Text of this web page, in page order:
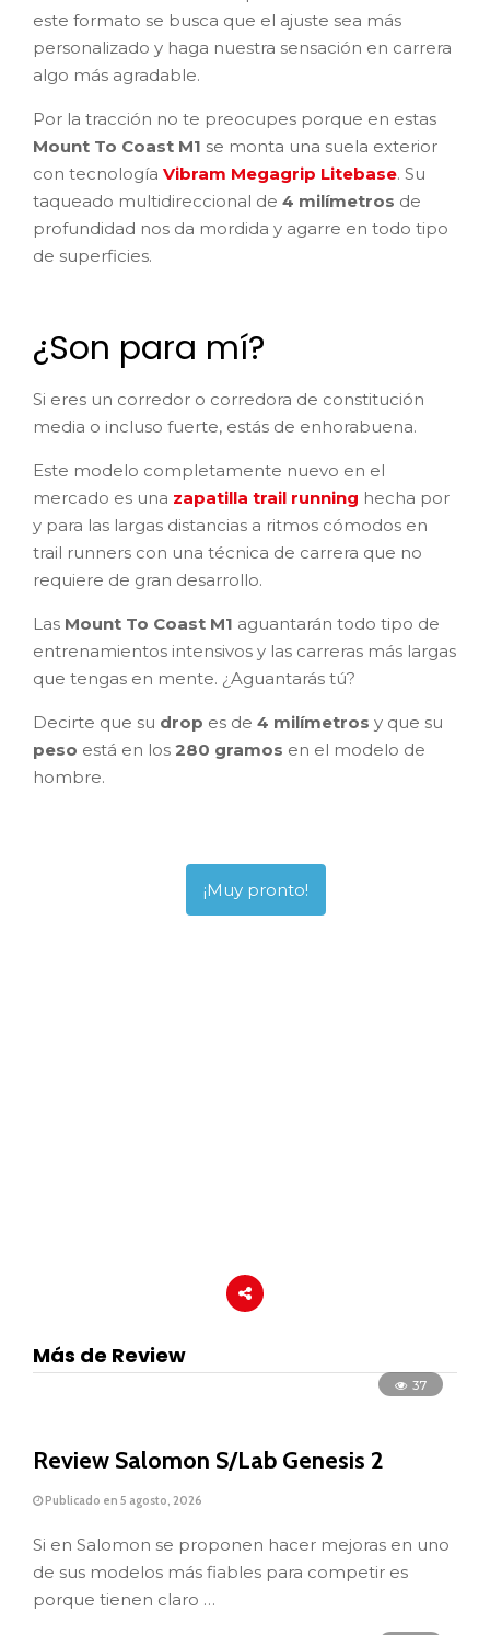
este formato se busca que el ajuste sea más
personalizado y haga nuestra sensación en carrera
algo más agradable.
Por la tracción no te preocupes porque en estas
Mount To Coast M1 se monta una suela exterior
con tecnología Vibram Megagrip Litebase. Su
taqueado multidireccional de 4 milímetros de
profundidad nos da mordida y agarre en todo tipo
de superficies.
¿Son para mí?
Si eres un corredor o corredora de constitución
media o incluso fuerte, estás de enhorabuena.
Este modelo completamente nuevo en el
mercado es una zapatilla trail running hecha por
y para las largas distancias a ritmos cómodos en
trail runners con una técnica de carrera que no
requiere de gran desarrollo.
Las Mount To Coast M1 aguantarán todo tipo de
entrenamientos intensivos y las carreras más largas
que tengas en mente. ¿Aguantarás tú?
Decirte que su drop es de 4 milímetros y que su
peso está en los 280 gramos en el modelo de
hombre.
¡Muy pronto!
Más de Review
37
Review Salomon S/Lab Genesis 2
Publicado en 5 agosto, 2026
Si en Salomon se proponen hacer mejoras en uno
de sus modelos más fiables para competir es
porque tienen claro …